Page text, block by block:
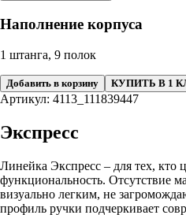
Наполнение корпуса
1 штанга, 9 полок
Добавить в корзину КУПИТЬ В 1
Артикул: 4113_111839447
Экспресс
Линейка Экспресс – для тех, кто
функциональность. Отсутствие
визуально легким, не
профиль ручки подчеркивает